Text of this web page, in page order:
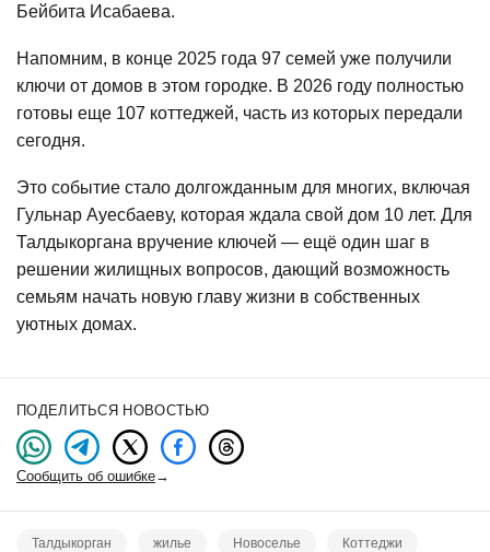
Бейбита Исабаева.
Напомним, в конце 2025 года 97 семей уже получили
ключи от домов в этом городке. В 2026 году полностью
готовы еще 107 коттеджей, часть из которых передали
сегодня.
Это событие стало долгожданным для многих, включая
Гульнар Ауесбаеву, которая ждала свой дом 10 лет. Для
Талдыкоргана вручение ключей — ещё один шаг в
решении жилищных вопросов, дающий возможность
семьям начать новую главу жизни в собственных
уютных домах.
ПОДЕЛИТЬСЯ НОВОСТЬЮ
Сообщить об ошибке→
Талдыкорган жилье Новоселье Коттеджи